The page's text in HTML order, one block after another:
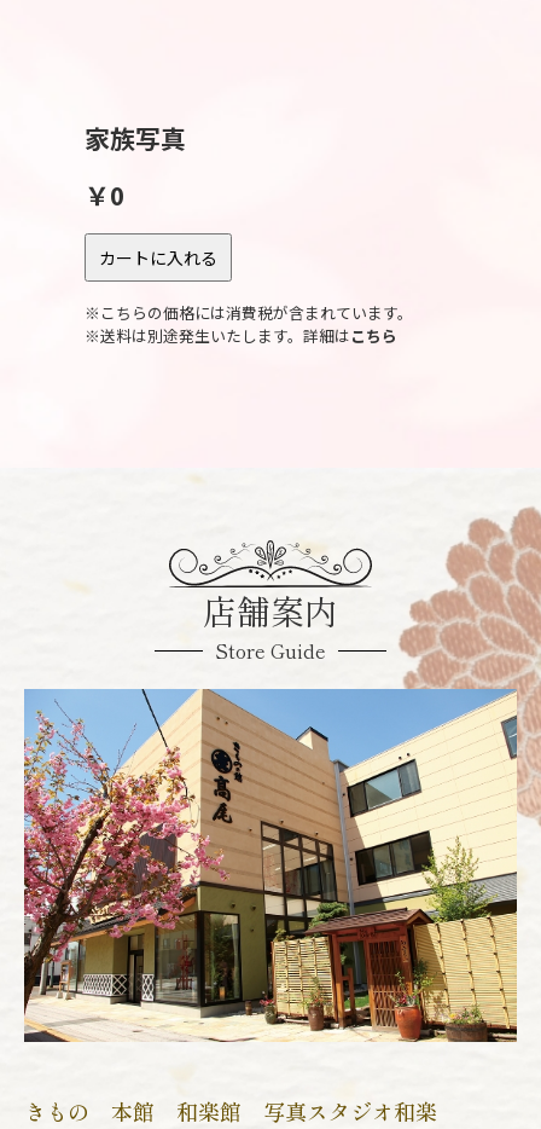
家族写真
￥0
※こちらの価格には消費税が含まれています。
※送料は別途発生いたします。詳細はこちら
店舗案内
Store Guide
きもの 本館 和楽館 写真スタジオ和楽